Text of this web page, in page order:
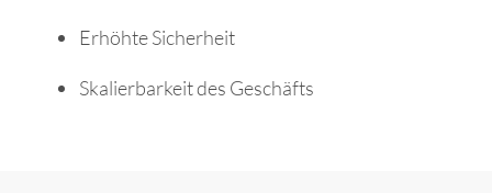
Erhöhte Sicherheit
Skalierbarkeit des Geschäfts